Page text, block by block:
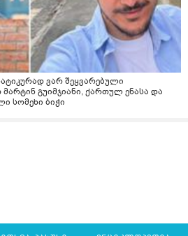
ვარ შეყვარებული
გუიმჯიანი, ქართულ ენასა და
სომეხი ბიჭი